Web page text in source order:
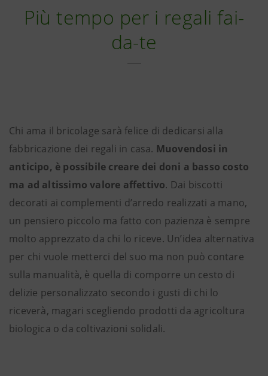
Più tempo per i regali fai-
da-te
Chi ama il bricolage sarà felice di dedicarsi alla
fabbricazione dei regali in casa. Muovendosi in
anticipo, è possibile creare dei doni a basso costo
ma ad altissimo valore affettivo. Dai biscotti
decorati ai complementi d’arredo realizzati a mano,
un pensiero piccolo ma fatto con pazienza è sempre
molto apprezzato da chi lo riceve. Un’idea alternativa
per chi vuole metterci del suo ma non può contare
sulla manualità, è quella di comporre un cesto di
delizie personalizzato secondo i gusti di chi lo
riceverà, magari scegliendo prodotti da agricoltura
biologica o da coltivazioni solidali.